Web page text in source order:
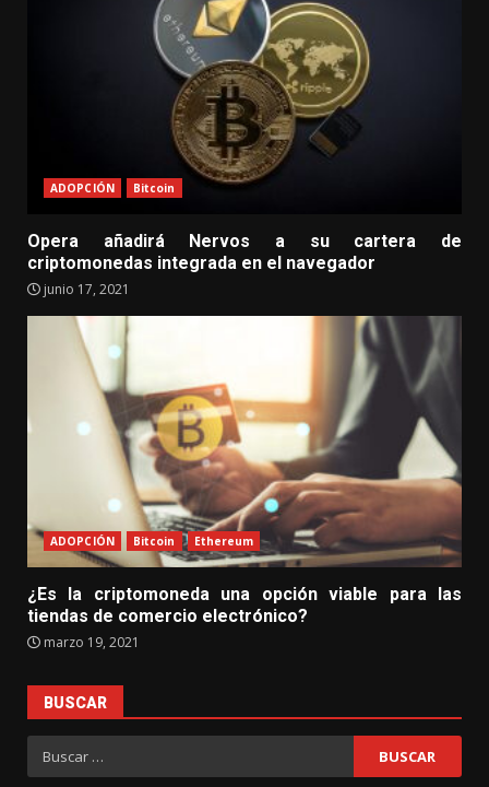
ADOPCIÓN Bitcoin
Opera añadirá Nervos a su cartera de
criptomonedas integrada en el navegador
junio 17, 2021
ADOPCIÓN Bitcoin Ethereum
¿Es la criptomoneda una opción viable para las
tiendas de comercio electrónico?
marzo 19, 2021
BUSCAR